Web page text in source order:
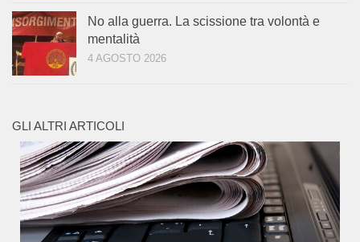
No alla guerra. La scissione tra volontà e
mentalità
4 AGOSTO 2026
GLI ALTRI ARTICOLI